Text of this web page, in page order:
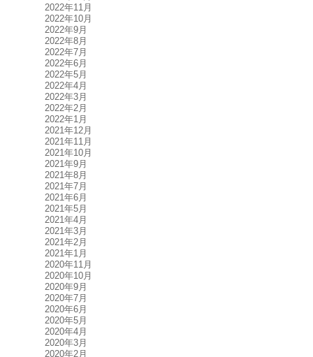
2022年11月
2022年10月
2022年9月
2022年8月
2022年7月
2022年6月
2022年5月
2022年4月
2022年3月
2022年2月
2022年1月
2021年12月
2021年11月
2021年10月
2021年9月
2021年8月
2021年7月
2021年6月
2021年5月
2021年4月
2021年3月
2021年2月
2021年1月
2020年11月
2020年10月
2020年9月
2020年7月
2020年6月
2020年5月
2020年4月
2020年3月
2020年2月